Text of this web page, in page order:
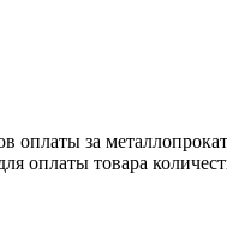
за
оплаты товара